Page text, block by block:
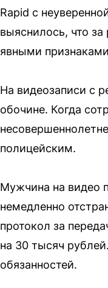
Rapid с
выяснилось, что
явными
На видеозаписи с
обочине. Когда
полицейским.
Мужчина на видео
немедленно
протокол за
на 30 тысяч
обязанностей.